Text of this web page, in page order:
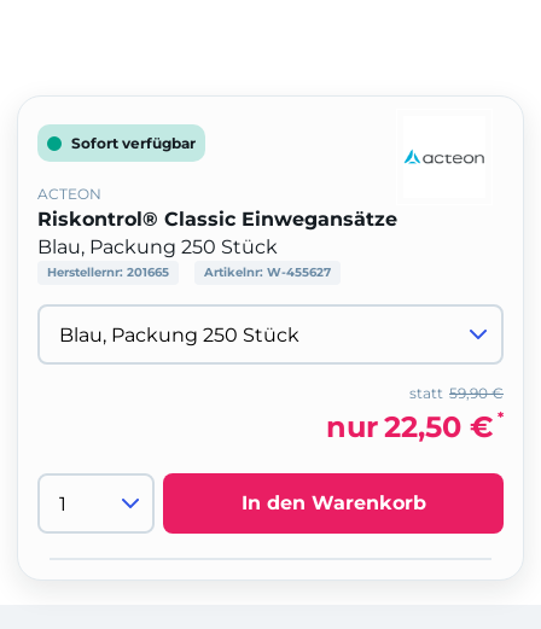
Sofort verfügbar
ACTEON
Riskontrol® Classic Einwegansätze
Blau, Packung 250 Stück
Herstellernr: 201665 Artikelnr: W-455627
59,90 €
statt
nur22,50 € *
In den Warenkorb